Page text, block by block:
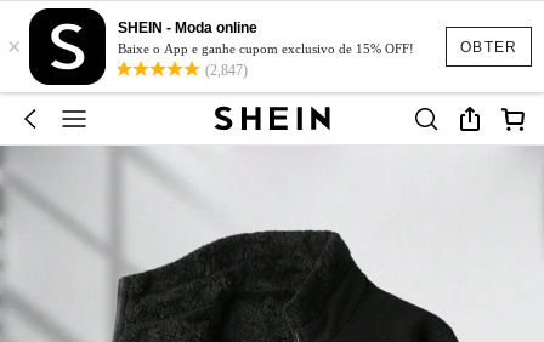
OBTER
×
SHEIN - Moda online
Baixe o App e ganhe cupom exclusivo de 15% OFF!
(2,847)